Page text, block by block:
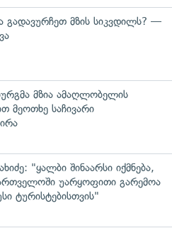
მზის სიკვდილს? —
მზია ამაღლობელის
მეოთხე საჩივარი
"ყალბი შინაარსი იქმნება,
უარყოფითი გარემოა
ტურისტებისთვის"